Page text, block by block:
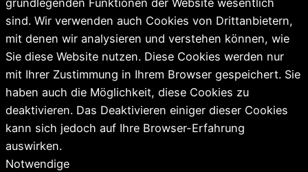
grundlegenden Funktionen der Website wesentlich
sind. Wir verwenden auch Cookies von Drittanbietern,
mit denen wir analysieren und verstehen können, wie
Sie diese Website nutzen. Diese Cookies werden nur
mit Ihrer Zustimmung in Ihrem Browser gespeichert. Sie
haben auch die Möglichkeit, diese Cookies zu
deaktivieren. Das Deaktivieren einiger dieser Cookies
kann sich jedoch auf Ihre Browser-Erfahrung
auswirken.
Notwendige